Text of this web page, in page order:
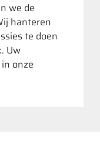
we de
hanteren
te doen
Uw
onze